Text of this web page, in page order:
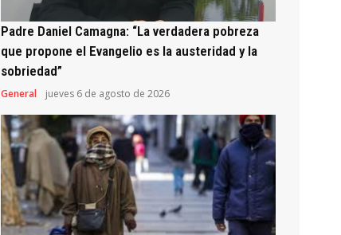
Padre Daniel Camagna: “La verdadera pobreza
que propone el Evangelio es la austeridad y la
sobriedad”
General jueves 6 de agosto de 2026